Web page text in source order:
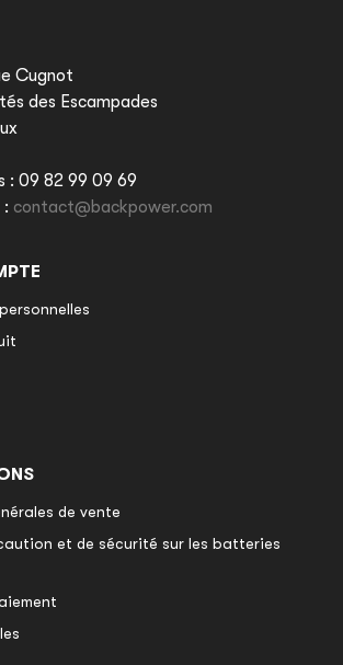
Cugnot
des Escampades
: 09 82 99 09 69
: contact@backpower.com
de vente
et de sécurité sur les batteries